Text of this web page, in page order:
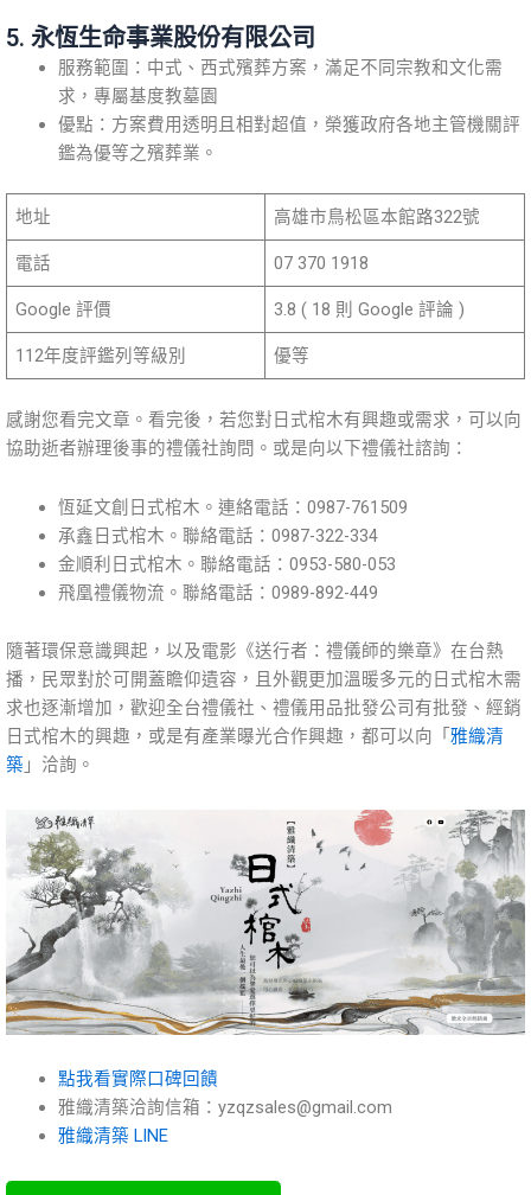
5. 永恆生命事業股份有限公司
服務範圍：中式、西式殯葬方案，滿足不同宗教和文化需
求，專屬基度教墓園
優點：方案費用透明且相對超值，榮獲政府各地主管機關評
鑑為優等之殯葬業。
地址 高雄市鳥松區本館路322號
電話 07 370 1918
Google 評價 3.8 ( 18 則 Google 評論 )
112年度評鑑列等級別 優等
感謝您看完文章。看完後，若您對日式棺木有興趣或需求，可以向
協助逝者辦理後事的禮儀社詢問。或是向以下禮儀社諮詢：
恆延文創日式棺木。連絡電話：0987-761509
承鑫日式棺木。聯絡電話：0987-322-334
金順利日式棺木。聯絡電話：0953-580-053
飛凰禮儀物流。聯絡電話：0989-892-449
隨著環保意識興起，以及電影《送行者：禮儀師的樂章》在台熱
播，民眾對於可開蓋瞻仰遺容，且外觀更加溫暖多元的日式棺木需
求也逐漸增加，歡迎全台禮儀社、禮儀用品批發公司有批發、經銷
日式棺木的興趣，或是有產業曝光合作興趣，都可以向「 雅織清
築 」洽詢。
點我看實際口碑回饋
雅織清築洽詢信箱：yzqzsales@gmail.com
雅織清築 LINE